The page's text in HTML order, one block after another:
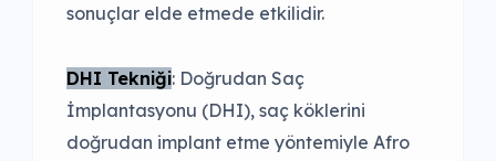
sonuçlar elde etmede etkilidir.
DHI Tekniği: Doğrudan Saç
İmplantasyonu (DHI), saç köklerini
doğrudan implant etme yöntemiyle Afro